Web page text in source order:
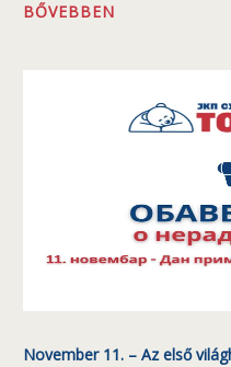
BŐVEBBEN
November 11. – Az első